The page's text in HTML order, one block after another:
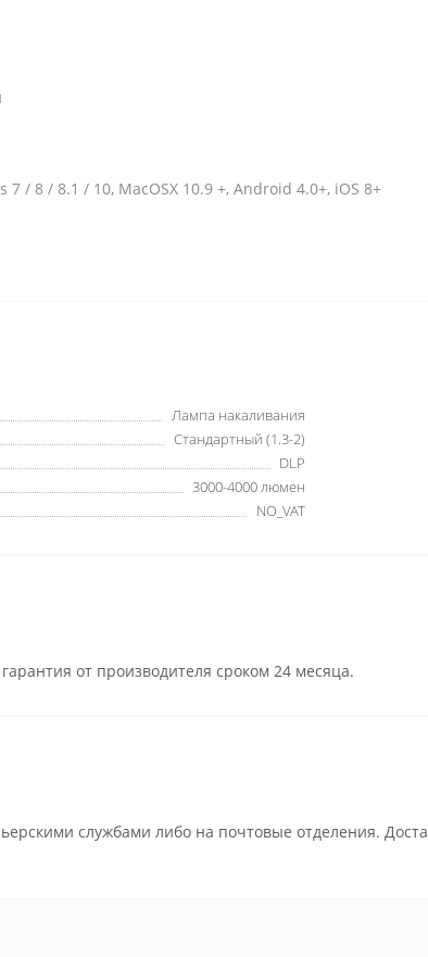
7 / 8 / 8.1 / 10, MacOSX 10.9 +, Android 4.0+, iOS 8+
Лампа накаливания
Стандартный (1.3-2)
DLP
3000-4000 люмен
NO_VAT
от производителя сроком 24 месяца.
службами либо на почтовые отделения.